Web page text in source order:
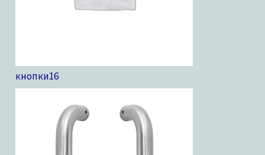
кнопки16